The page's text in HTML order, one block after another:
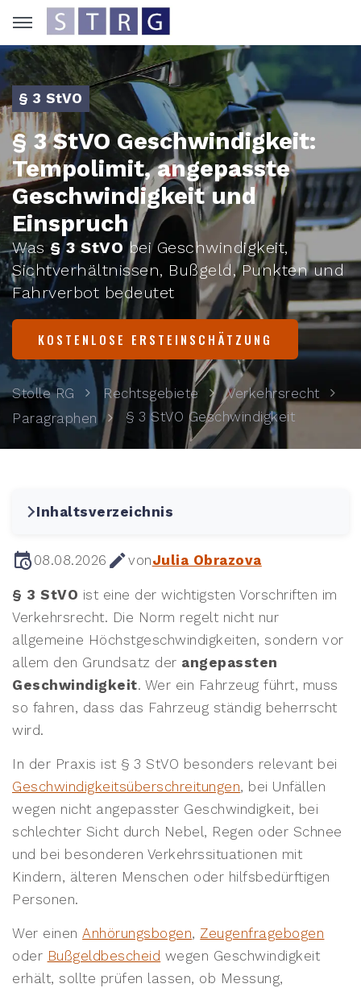
§ 3 StVO
§ 3 StVO Geschwindigkeit:
Tempolimit, angepasste
Geschwindigkeit und
Einspruch
Was§ 3 StVO bei Geschwindigkeit,
Sichtverhältnissen, Bußgeld, Punkten und
Fahrverbot bedeutet
KOSTENLOSE ERSTEINSCHÄTZUNG
Stolle RG Rechtsgebiete
Verkehrsrecht
Paragraphen
§ 3 StVO Geschwindigkeit
08.08.2026 vonJulia Obrazova
§ 3 StVO ist eine der wichtigsten Vorschriften im
Verkehrsrecht. Die Norm regelt nicht nur
allgemeine Höchstgeschwindigkeiten, sondern vor
allem den Grundsatz der angepassten
Geschwindigkeit. Wer ein Fahrzeug führt, muss
so fahren, dass das Fahrzeug ständig beherrscht
wird.
In der Praxis ist § 3 StVO besonders relevant bei
Geschwindigkeitsüberschreitungen, bei Unfällen
wegen nicht angepasster Geschwindigkeit, bei
schlechter Sicht durch Nebel, Regen oder Schnee
und bei besonderen Verkehrssituationen mit
Kindern, älteren Menschen oder hilfsbedürftigen
Personen.
Wer einenAnhörungsbogen, Zeugenfragebogen
oder Bußgeldbescheid wegen Geschwindigkeit
erhält, sollte prüfen lassen, ob Messung,
Inhaltsverzeichnis